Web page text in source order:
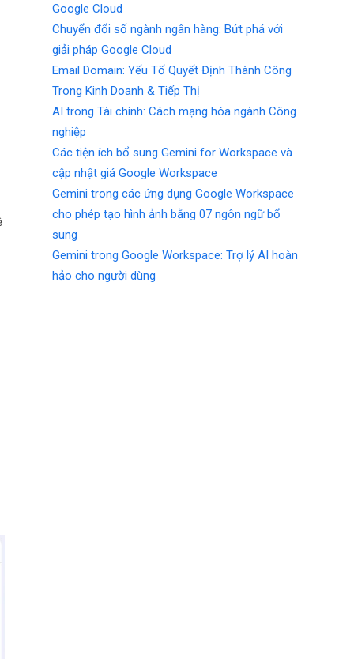
Google Cloud
Chuyển đổi số ngành ngân hàng: Bứt phá với
giải pháp Google Cloud
Email Domain: Yếu Tố Quyết Định Thành Công
Trong Kinh Doanh & Tiếp Thị
AI trong Tài chính: Cách mạng hóa ngành Công
nghiệp
Các tiện ích bổ sung Gemini for Workspace và
cập nhật giá Google Workspace
Gemini trong các ứng dụng Google Workspace
cho phép tạo hình ảnh bằng 07 ngôn ngữ bổ
sung
Gemini trong Google Workspace: Trợ lý AI hoàn
hảo cho người dùng